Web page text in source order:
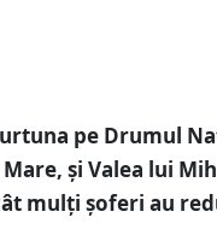
pe Drumul
și Valea lui
mulți șoferi au